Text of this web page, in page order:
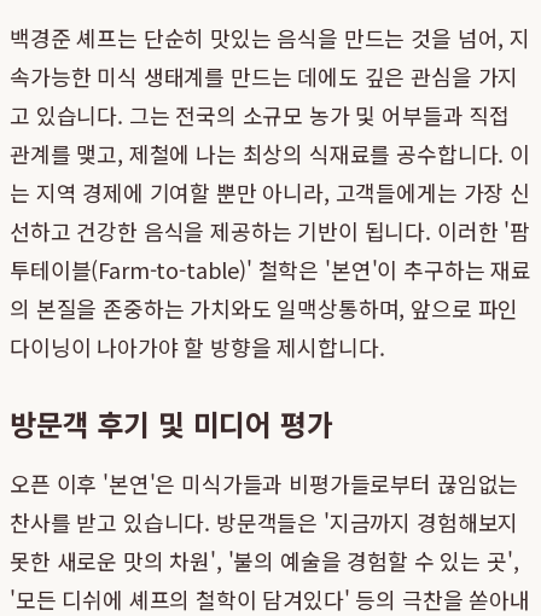
백경준 셰프는 단순히 맛있는 음식을 만드는 것을 넘어, 지
속가능한 미식 생태계를 만드는 데에도 깊은 관심을 가지
고 있습니다. 그는 전국의 소규모 농가 및 어부들과 직접
관계를 맺고, 제철에 나는 최상의 식재료를 공수합니다. 이
는 지역 경제에 기여할 뿐만 아니라, 고객들에게는 가장 신
선하고 건강한 음식을 제공하는 기반이 됩니다. 이러한 '팜
투테이블(Farm-to-table)' 철학은 '본연'이 추구하는 재료
의 본질을 존중하는 가치와도 일맥상통하며, 앞으로 파인
다이닝이 나아가야 할 방향을 제시합니다.
방문객 후기 및 미디어 평가
오픈 이후 '본연'은 미식가들과 비평가들로부터 끊임없는
찬사를 받고 있습니다. 방문객들은 '지금까지 경험해보지
못한 새로운 맛의 차원', '불의 예술을 경험할 수 있는 곳',
'모든 디쉬에 셰프의 철학이 담겨있다' 등의 극찬을 쏟아내